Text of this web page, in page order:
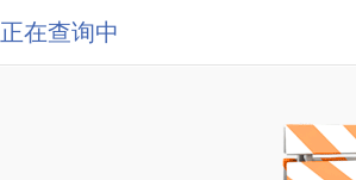
正在查询中